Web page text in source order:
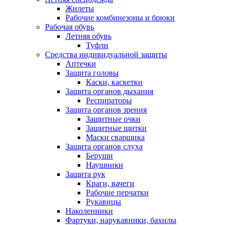
Жилеты
Рабочие комбинезоны и брюки
Рабочая обувь
Летняя обувь
Туфли
Средства индивидуальной защиты
Аптечки
Защита головы
Каски, каскетки
Защита органов дыхания
Респираторы
Защита органов зрения
Защитные очки
Защитные щитки
Маски сварщика
Защита органов слуха
Беруши
Наушники
Защита рук
Краги, вачеги
Рабочие перчатки
Рукавицы
Наколенники
Фартуки, нарукавники, бахилы